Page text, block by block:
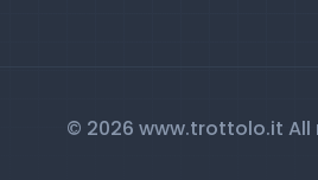
© 2026 www.trottolo.it All